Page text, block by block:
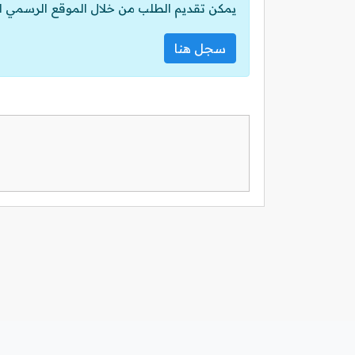
يمكن تقديم الطلب من خلال الموقع الرسمي
سجل هنا